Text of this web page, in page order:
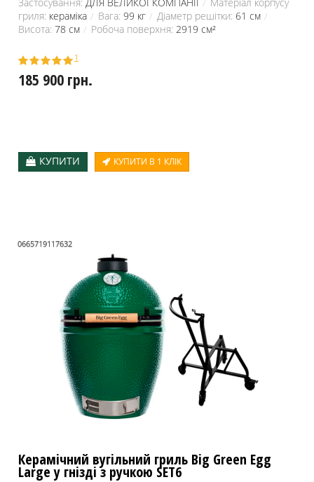
гриля: кераміка Вага: 99 кг Діаметр решітки: 61 см
Висота: 78 см Робоча поверхня: 2919 см²
1
185 900 грн.
КУПИТИ КУПИТИ В 1 КЛІК
0665719117632
Керамічний вугільний гриль Big Green Egg
Large у гнізді з ручкою SET6